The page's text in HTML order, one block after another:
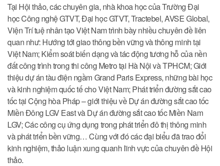
Tại Hội thảo, các chuyên gia, nhà khoa học của Trường Đại
học Công nghệ GTVT, Đại học GTVT, Tractebel, AVSE Global,
Viện Trí tuệ nhân tạo Việt Nam trình bày nhiều chuyên đề liên
quan như: Hướng tới giao thông bền vững và thông minh tại
Việt Nam; Kiểm soát biến dạng và tác động tương hỗ của nền
đất công trình trong thi công Metro tại Hà Nội và TPHCM; Giới
thiệu dự án tàu điện ngầm Grand Paris Express, những bài học
và kinh nghiệm quốc tế cho Việt Nam; Phát triển đường sắt cao
tốc tại Cộng hòa Pháp – giới thiệu về Dự án đường sắt cao tốc
Miền Đông LGV East và Dự án đường sắt cao tốc Miền Nam
LGV; Các công cụ ứng dụng trong phát triển đô thị thông minh
và phát triển bền vững… Cùng với đó các đại biểu đã trao đổi
kinh nghiệm, thảo luận xung quanh lĩnh vực của chuyên đề Hội
thảo.